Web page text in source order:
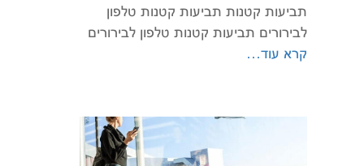
תביעות קטנות תביעות קטנות טלפון
לבירורים תביעות קטנות טלפון לבירורים
קרא עוד…